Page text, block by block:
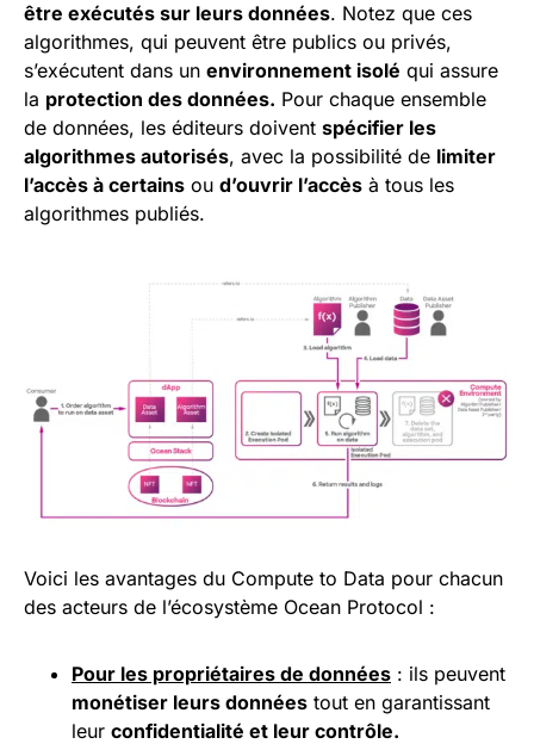
être exécutés sur leurs données. Notez que ces
algorithmes, qui peuvent être publics ou privés,
s’exécutent dans un environnement isolé qui assure
la protection des données. Pour chaque ensemble
de données, les éditeurs doivent spécifier les
algorithmes autorisés, avec la possibilité de limiter
l’accès à certains ou d’ouvrir l’accès à tous les
algorithmes publiés.
Voici les avantages du Compute to Data pour chacun
des acteurs de l’écosystème Ocean Protocol :
Pour les propriétaires de données : ils peuvent
monétiser leurs données tout en garantissant
leur confidentialité et leur contrôle.